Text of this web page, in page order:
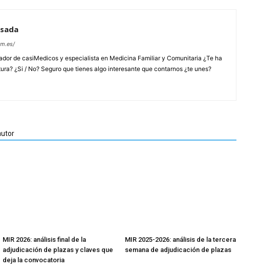
de casiMedicos y especialista en Medicina Familiar y Comunitaria ¿Te ha
¿Si / No? Seguro que tienes algo interesante que contarnos ¿te unes?
MIR 2026: análisis final de la
adjudicación de plazas y claves que
deja la convocatoria
MIR 2025-2026: análisis de la tercera
semana de adjudicación de plazas